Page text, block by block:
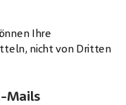
Ihre
nicht von Dritten
Mails